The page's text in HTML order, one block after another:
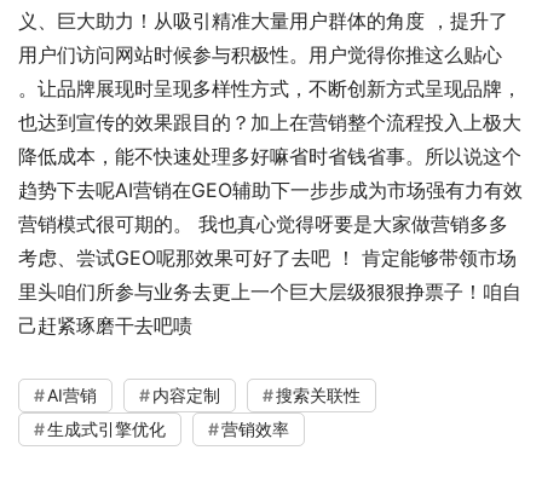
义、巨大助力！从吸引精准大量用户群体的角度 ，提升了
用户们访问网站时候参与积极性。用户觉得你推这么贴心
。让品牌展现时呈现多样性方式，不断创新方式呈现品牌，
也达到宣传的效果跟目的？加上在营销整个流程投入上极大
降低成本，能不快速处理多好嘛省时省钱省事。所以说这个
趋势下去呢AI营销在GEO辅助下一步步成为市场强有力有效
营销模式很可期的。 我也真心觉得呀要是大家做营销多多
考虑、尝试GEO呢那效果可好了去吧 ！ 肯定能够带领市场
里头咱们所参与业务去更上一个巨大层级狠狠挣票子！咱自
己赶紧琢磨干去吧啧
AI营销 内容定制
搜索关联性
生成式引擎优化
营销效率